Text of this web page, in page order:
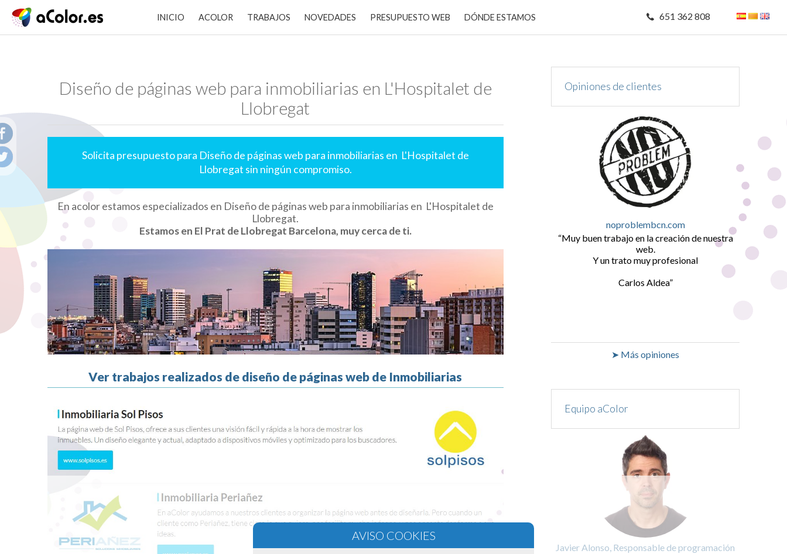
INICIO ACOLOR TRABAJOS NOVEDADES PRESUPUESTO WEB DÓNDE ESTAMOS 651 362 808
Diseño de páginas web para inmobiliarias en L'Hospitalet de
Llobregat
Solicita presupuesto para Diseño de páginas web para inmobiliarias en L'Hospitalet de
Llobregat sin ningún compromiso.
En acolor estamos especializados en Diseño de páginas web para inmobiliarias en L'Hospitalet de
Llobregat.
Estamos en El Prat de Llobregat Barcelona, muy cerca de ti.
Ver trabajos realizados de diseño de páginas web de Inmobiliarias
Opiniones de clientes
noproblembcn.com
Muy buen trabajo en la creación de nuestra
web.
Y un trato muy profesional
Carlos Aldea
➤ Más opiniones
Equipo aColor
Javier Alonso, Responsable de programación